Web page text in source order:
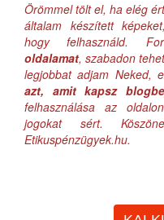
Örömmel tölt el, ha elég
általam készített
hogy felhasználd.
oldalamat, szabadon
legjobbat adjam Neked,
azt, amit kapsz
felhasználása az
jogokat sért.
Etikuspénzügyek.hu.